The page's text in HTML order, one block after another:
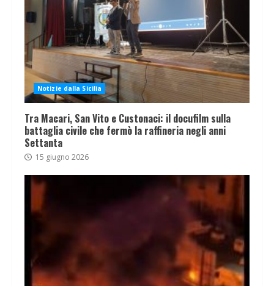
Notizie dalla Sicilia
Tra Macari, San Vito e Custonaci: il docufilm sulla
battaglia civile che fermò la raffineria negli anni
Settanta
15 giugno 2026